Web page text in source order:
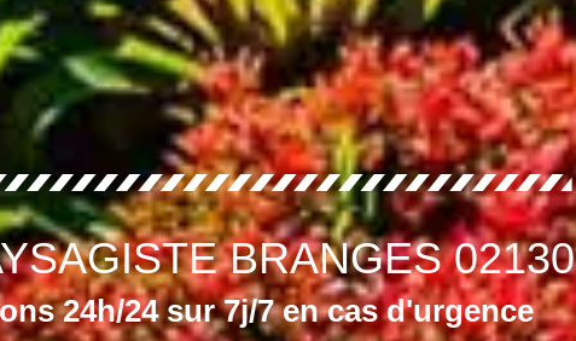
BRANGES 02130
24h/24 sur 7j/7 en cas d'urgence